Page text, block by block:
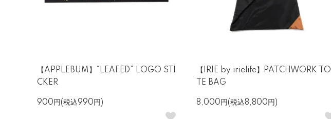
【APPLEBUM】“LEAFED” LOGO STI
CKER
900円(税込990円)
【IRIE by irielife】PATCHWORK TO
TE BAG
8,000円(税込8,800円)